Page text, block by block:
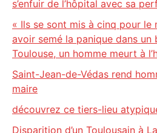
s’enfuir de l’hôpital avec sa
« Ils se sont mis à cinq pour le
avoir semé la panique dans
Toulouse, un homme meurt à
Saint-Jean-de-Védas rend
maire
découvrez ce tiers-lieu
Disparition d’un Toulousain à